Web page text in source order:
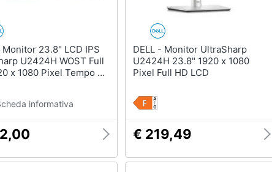
U2424H WOST Full
x 1080 Pixel Tempo di
informativa
DELL - Monitor UltraSharp
U2424H 23.8" 1920 x 1080
Pixel Full HD LCD
€ 219,49